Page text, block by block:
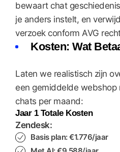
bewaart chat
je anders instelt, en
verzoek conform AVG
Kosten: Wat
Laten we realistisch zijn
een gemiddelde webshop
chats per maand:
Jaar 1 Totale Kosten
Zendesk:
Basis plan: €1.776/jaar